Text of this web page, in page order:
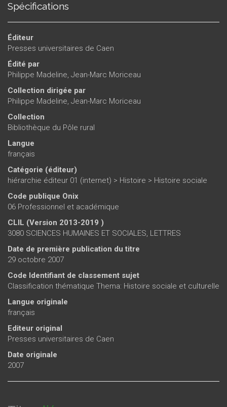
Spécifications
Éditeur
Presses universitaires de Caen
Édité par
Philippe Madeline, Jean-Marc Moriceau
Collection dirigée par
Philippe Madeline, Jean-Marc Moriceau
Collection
Bibliothèque du Pôle rural
Langue
français
Catégorie (éditeur)
hiérarchie éditeur 01 (internet) > Histoire > Histoire sociale
Code publique Onix
06 Professionnel et académique
CLIL (Version 2013-2019 )
3080 SCIENCES HUMAINES ET SOCIALES, LETTRES
Date de première publication du titre
29 octobre 2007
Code Identifiant de classement sujet
Classification thématique Thema: Histoire sociale et culturelle
Langue originale
français
Editeur original
Presses universitaires de Caen
Date originale
2007